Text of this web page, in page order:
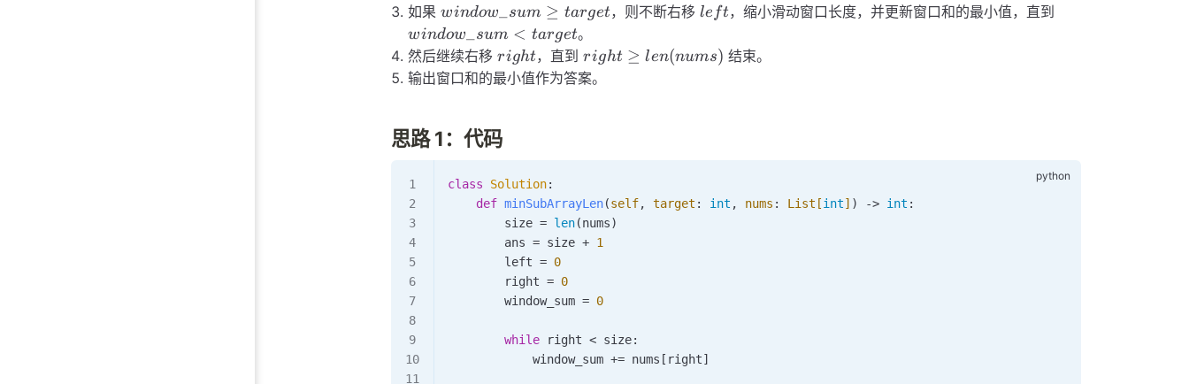
如果window\_sum
\ge target
window sum ≥ target，则不断右移 left
le ft，缩小滑动窗口长度，并更新窗口和的最小值，直到
window sum < target。
然后继续右移right
right，直到right \ge
len(nums)
right ≥ len(nums) 结束。
输出窗口和的最小值作为答案。
思路 1：代码
class Solution:
    def
minSubArrayLen(self, target : int , nums : List[int] ) -> int :
        size
= len(nums)
        ans
= size + 1
        left
= 0
        right
= 0
        window_sum
= 0
        while
right < size:
            window_sum
+= nums[right]